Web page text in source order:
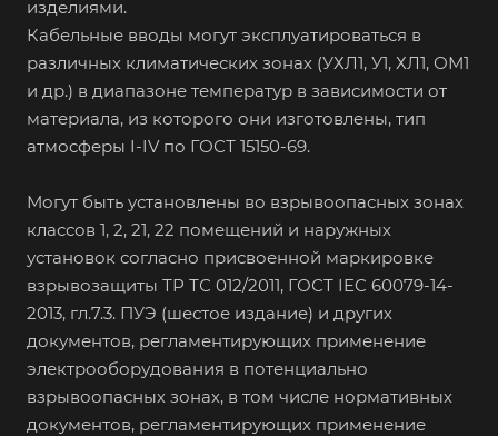
изделиями.
Кабельные вводы могут эксплуатироваться в
различных климатических зонах (УХЛ1, У1, ХЛ1, ОМ1
и др.) в диапазоне температур в зависимости от
материала, из которого они изготовлены, тип
атмосферы I-IV по ГОСТ 15150-69.
Могут быть установлены во взрывоопасных зонах
классов 1, 2, 21, 22 помещений и наружных
установок согласно присвоенной маркировке
взрывозащиты ТР ТС 012/2011, ГОСТ IEC 60079-14-
2013, гл.7.3. ПУЭ (шестое издание) и других
документов, регламентирующих применение
электрооборудования в потенциально
взрывоопасных зонах, в том числе нормативных
документов, регламентирующих применение